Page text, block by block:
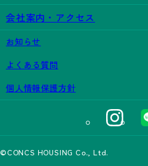
会社案内・アクセス
お知らせ
よくある質問
個人情報保護方針
©CONCS HOUSING Co., Ltd.